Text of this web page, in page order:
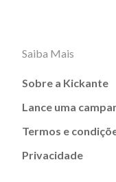
Saiba Mais
Sobre a Kickante
Lance uma
Termos e
Privacidade